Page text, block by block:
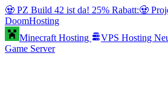
🧟 PZ Build 42 ist da! 25% Rabatt:🧟
DoomHosting
Minecraft Hosting
VPS Hosting
Game Server